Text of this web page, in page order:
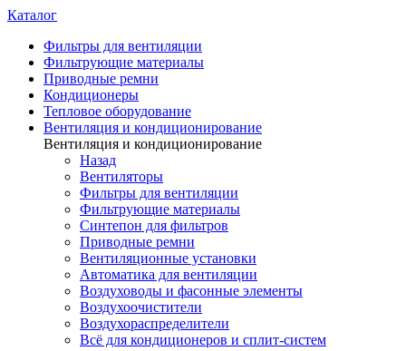
Каталог
Фильтры для вентиляции
Фильтрующие материалы
Приводные ремни
Кондиционеры
Тепловое оборудование
Вентиляция и кондиционирование
Вентиляция и кондиционирование
Назад
Вентиляторы
Фильтры для вентиляции
Фильтрующие материалы
Синтепон для фильтров
Приводные ремни
Вентиляционные установки
Автоматика для вентиляции
Воздуховоды и фасонные элементы
Воздухоочистители
Воздухораспределители
Всё для кондиционеров и сплит-систем